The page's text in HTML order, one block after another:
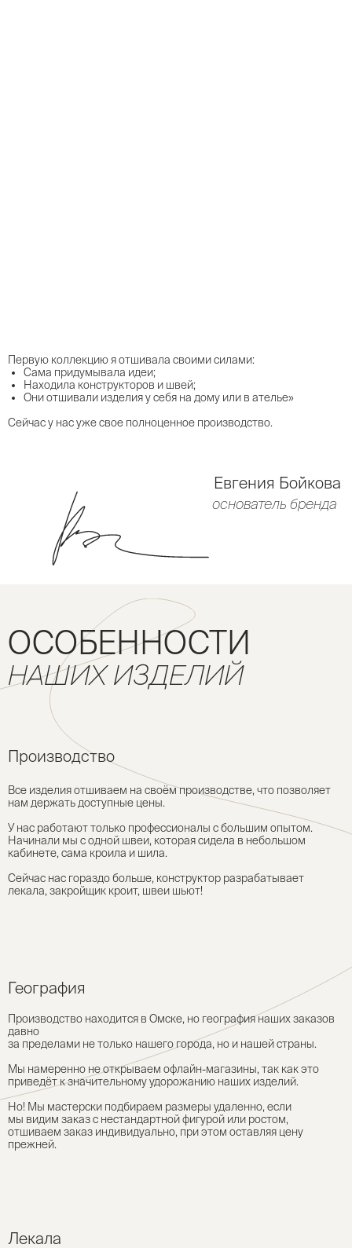
Первую коллекцию я отшивала своими силами:
Сама придумывала идеи;
Находила конструкторов и швей;
Они отшивали изделия у себя на дому или в ателье»
Сейчас у нас уже свое полноценное производство.
Евгения Бойкова
основатель бренда
ОСОБЕННОСТИ
НАШИХ ИЗДЕЛИЙ
Производство
Все изделия отшиваем на своём производстве, что позволяет
нам держать доступные цены.
У нас работают только профессионалы с большим опытом.
Начинали мы с одной швеи, которая сидела в небольшом
кабинете, сама кроила и шила.
Сейчас нас гораздо больше, конструктор разрабатывает
лекала, закройщик кроит, швеи шьют!
География
Производство находится в Омске, но география наших заказов
давно
за пределами не только нашего города, но и нашей страны.
Мы намеренно не открываем офлайн-магазины, так как это
приведёт к значительному удорожанию наших изделий.
Но! Мы мастерски подбираем размеры удаленно, если
мы видим заказ с нестандартной фигурой или ростом,
отшиваем заказ индивидуально, при этом оставляя цену
прежней.
Лекала